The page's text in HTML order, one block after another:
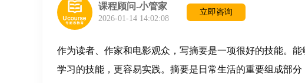
课程顾问-小管家
2026-01-14 14:02:08
立即咨询
作为读者、作家和电影观众，写摘要是一项很好的技能。
学习的技能，更容易实践。摘要是日常生活的重要组成部分